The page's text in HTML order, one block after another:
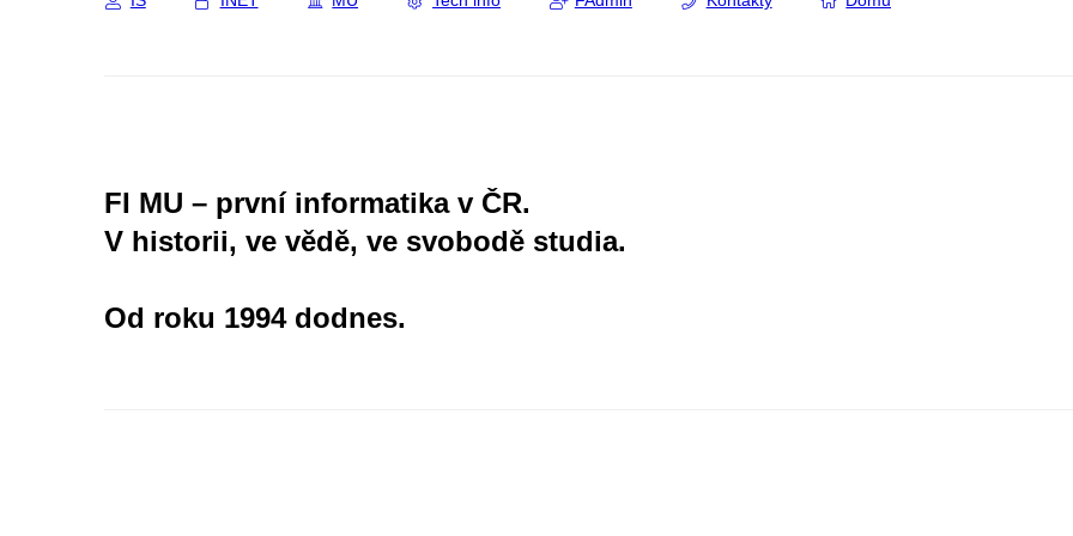
FI MU – první informatika v ČR.
V historii, ve vědě, ve svobodě studia.
Od roku 1994 dodnes.